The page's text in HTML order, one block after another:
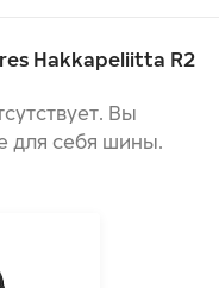
ЛЮБОЙ ПОГОДЕ
Hakkapeliitta R2
Вы
для себя шины.